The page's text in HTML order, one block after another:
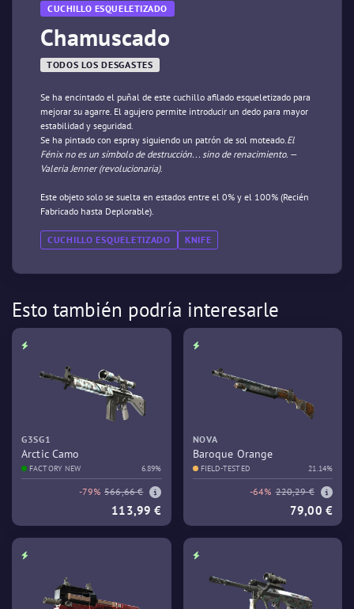
CUCHILLO ESQUELETIZADO
Chamuscado
TODOS LOS DESGASTES
Se ha encintado el puñal de este cuchillo afilado esqueletizado para
mejorar su agarre. El agujero permite introducir un dedo para mayor
estabilidad y seguridad.
Se ha pintado con espray siguiendo un patrón de sol moteado.El
Fénix no es un símbolo de destrucción... sino de renacimiento. —
Valeria Jenner (revolucionaria).
Este objeto solo se suelta en estados entre el 0% y el 100% (Recién
Fabricado hasta Deplorable).
CUCHILLO ESQUELETIZADO KNIFE
Esto también podría interesarle
G3SG1
Arctic Camo
FACTORY NEW 6.89%
-79% 566,66 €
113,99 €
NOVA
Baroque Orange
FIELD-TESTED 21.14%
-64% 220,29 €
79,00 €